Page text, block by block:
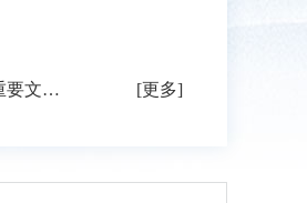
《求是》杂志发表习近平总书记重要文章《... [更多]